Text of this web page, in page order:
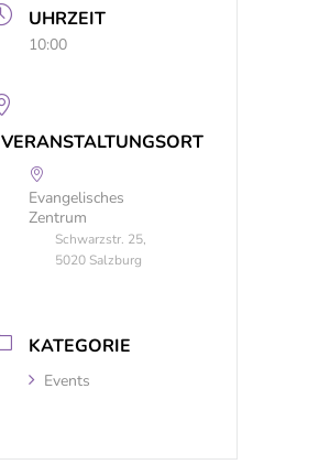
UHRZEIT
10:00
VERANSTALTUNGSORT
Evangelisches
Zentrum
Schwarzstr. 25,
5020 Salzburg
KATEGORIE
Events